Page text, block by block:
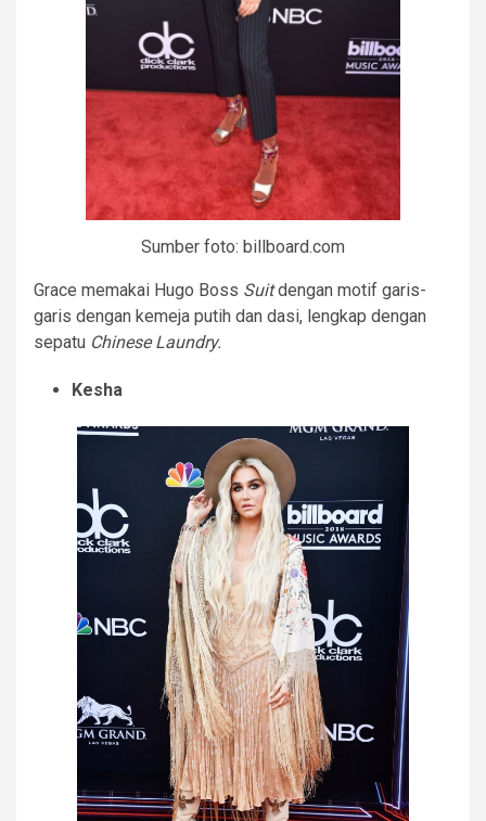
Sumber foto: billboard.com
Grace memakai Hugo Boss Suitdengan motif garis-
garis dengan kemeja putih dan dasi, lengkap dengan
sepatu Chinese Laundry.
Kesha